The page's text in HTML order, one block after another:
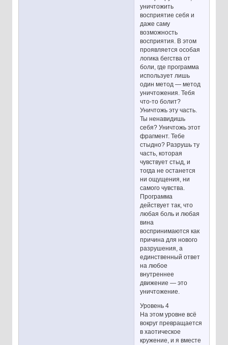
уничтожить
восприятие себя и
даже саму
возможность
восприятия. В этом
проявляется особая
логика бегства от
боли, где программа
использует лишь
один метод — метод
уничтожения. Тебя
что-то болит?
Уничтожь эту часть.
Ты ненавидишь
себя? Уничтожь этот
фрагмент. Тебе
стыдно? Разрушь ту
часть, которая
чувствует стыд, и
тогда не останется
ни ощущения, ни
самого чувства.
Программа
действует так, что
любая боль и любая
вина
воспринимаются как
причина для нового
разрушения, а
единственный ответ
на любое
внутреннее
движение — это
уничтожение.
Уровень 4
На этом уровне всё
вокруг превращается
в хаотическое
кружение, и я вместе